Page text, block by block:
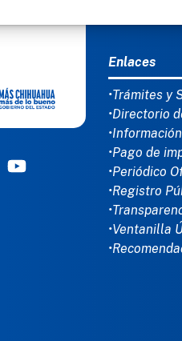
MENÚ
Enlaces
•Trámites y
•Directorio
•Pago de
•Periódico
•Registro
•Ventanilla